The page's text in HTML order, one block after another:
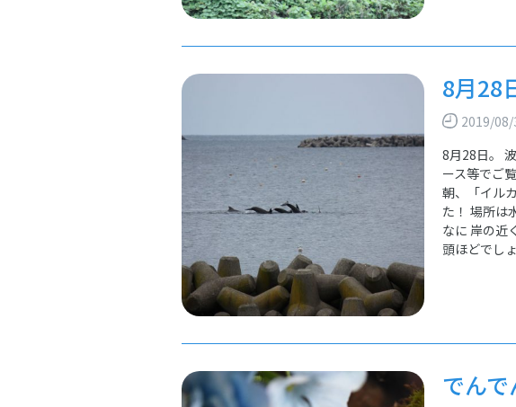
8月28
2019/08/
8月28日。
ース等でご
朝、「イル
た！ 場所は
なに 岸の近
頭ほどでし
でん